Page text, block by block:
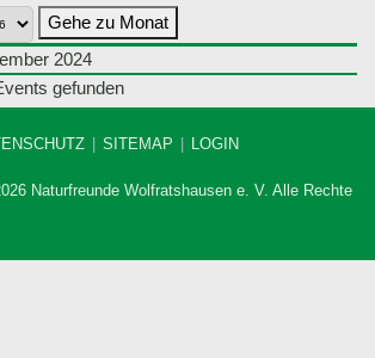
Gehe zu Monat
2024
gefunden
SITEMAP LOGIN
Naturfreunde Wolfratshausen e. V. Alle Rechte